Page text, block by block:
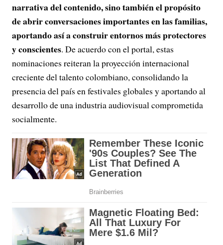
narrativa del contenido, sino también el propósito
de abrir conversaciones importantes en las familias,
aportando así a construir entornos más protectores
y conscientes. De acuerdo con el portal, estas
nominaciones reiteran la proyección internacional
creciente del talento colombiano, consolidando la
presencia del país en festivales globales y aportando al
desarrollo de una industria audiovisual comprometida
socialmente.